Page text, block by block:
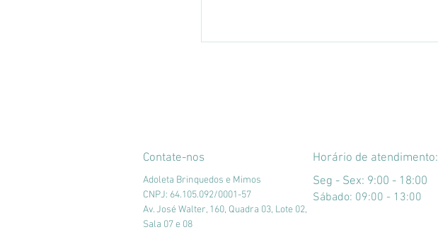
Contate-nos
Adoleta Brinquedos e Mimos
CNPJ: 64.105.092/0001-57
Av. José Walter, 160, Quadra 03, Lote 02,
Sala 07 e 08
Horário de atendimento:
Seg - Sex: 9:00 - 18:00
​​Sábado: 09:00 - 13:00